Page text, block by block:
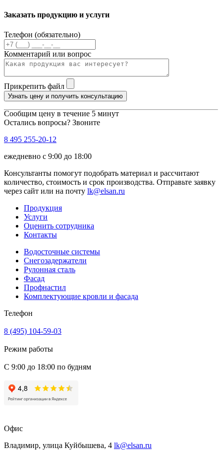
Заказать продукцию и услуги
Телефон (обязательно)
Комментарий или вопрос
Прикрепить файл
Узнать цену и получить консультацию
Сообщим цену в течение 5 минут
Остались вопросы? Звоните
8 495 255-20-12
ежедневно с 9:00 до 18:00
Консультанты помогут подобрать материал и рассчитают
количество, стоимость и срок производства. Отправьте заявку
через сайт или на почту lk@elsan.ru
Продукция
Услуги
Оценить сотрудника
Контакты
Водосточные системы
Снегозадержатели
Рулонная сталь
Фасад
Профнастил
Комплектующие кровли и фасада
Телефон
8 (495) 104-59-03
Режим работы
С 9:00 до 18:00 по будням
Офис
Владимир, улица Куйбышева, 4 lk@elsan.ru